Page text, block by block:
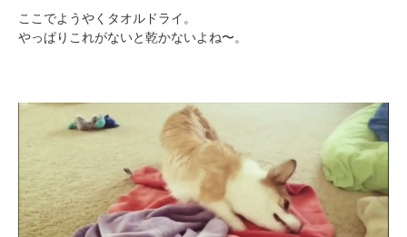
ここでようやくタオルドライ。
やっぱりこれがないと乾かないよね〜。